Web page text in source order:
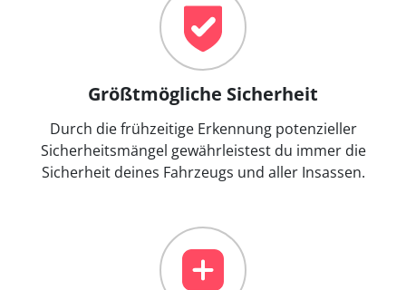
Größtmögliche Sicherheit
Durch die frühzeitige Erkennung potenzieller
Sicherheitsmängel gewährleistest du immer die
Sicherheit deines Fahrzeugs und aller Insassen.